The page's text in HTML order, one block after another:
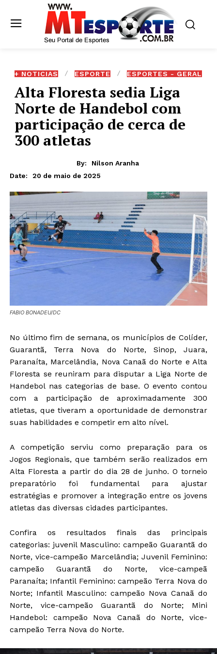
+ NOTICIAS ESPORTE ESPORTES - GERAL
Alta Floresta sedia Liga
Norte de Handebol com
participação de cerca de
300 atletas
By:
Nilson Aranha
Date:
20 de maio de 2025
FABIO BONADEU/DC
No último fim de semana, os municípios de Colíder,
Guarantã, Terra Nova do Norte, Sinop, Juara,
Paranaíta, Marcelândia, Nova Canaã do Norte e Alta
Floresta se reuniram para disputar a Liga Norte de
Handebol nas categorias de base. O evento contou
com a participação de aproximadamente 300
atletas, que tiveram a oportunidade de demonstrar
suas habilidades e competir em alto nível.
A competição serviu como preparação para os
Jogos Regionais, que também serão realizados em
Alta Floresta a partir do dia 28 de junho. O torneio
preparatório foi fundamental para ajustar
estratégias e promover a integração entre os jovens
atletas das diversas cidades participantes.
Confira os resultados finais das principais
categorias: juvenil Masculino: campeão Guarantã do
Norte, vice-campeão Marcelândia; Juvenil Feminino:
campeão Guarantã do Norte, vice-campeã
Paranaíta; Infantil Feminino: campeão Terra Nova do
Norte; Infantil Masculino: campeão Nova Canaã do
Norte, vice-campeão Guarantã do Norte; Mini
Handebol: campeão Nova Canaã do Norte, vice-
campeão Terra Nova do Norte.